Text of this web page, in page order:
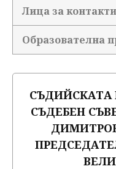
Лица за
Образователна
СЪДИЙСКАТА
СЪДЕБЕН